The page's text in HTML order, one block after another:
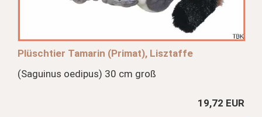
Plüschtier Tamarin (Primat), Lisztaffe
(Saguinus oedipus) 30 cm groß
19,72 EUR